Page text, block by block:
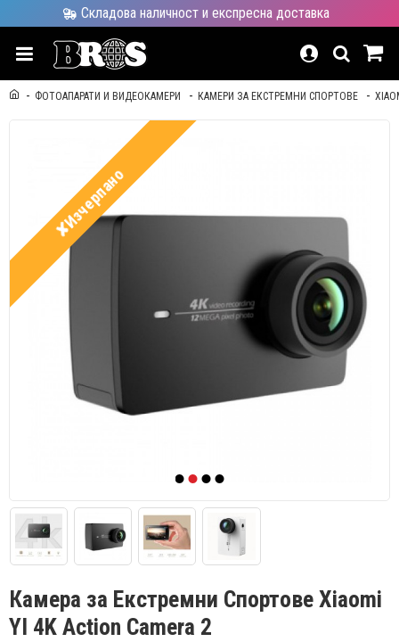
Складова наличност и експресна доставка
ФОТОАПАРАТИ И ВИДЕОКАМЕРИ КАМЕРИ ЗА ЕКСТРЕМНИ СПОРТОВЕ
✘Изчерпано
Камера за Екстремни Спортове Xiaomi
YI 4K Action Camera 2